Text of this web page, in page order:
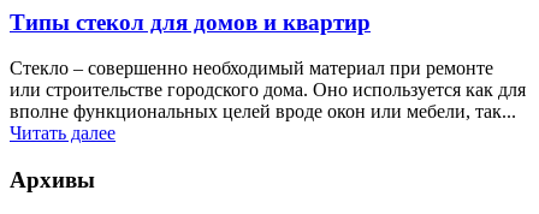
Типы стекол для домов и квартир
Стекло – совершенно необходимый материал при ремонте
или строительстве городского дома. Оно используется как для
вполне функциональных целей вроде окон или мебели, так...
Читать далее
Архивы